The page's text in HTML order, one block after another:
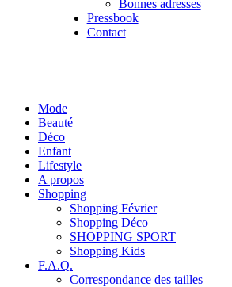
Bonnes adresses
Pressbook
Contact
Mode
Beauté
Déco
Enfant
Lifestyle
A propos
Shopping
Shopping Février
Shopping Déco
SHOPPING SPORT
Shopping Kids
F.A.Q.
Correspondance des tailles